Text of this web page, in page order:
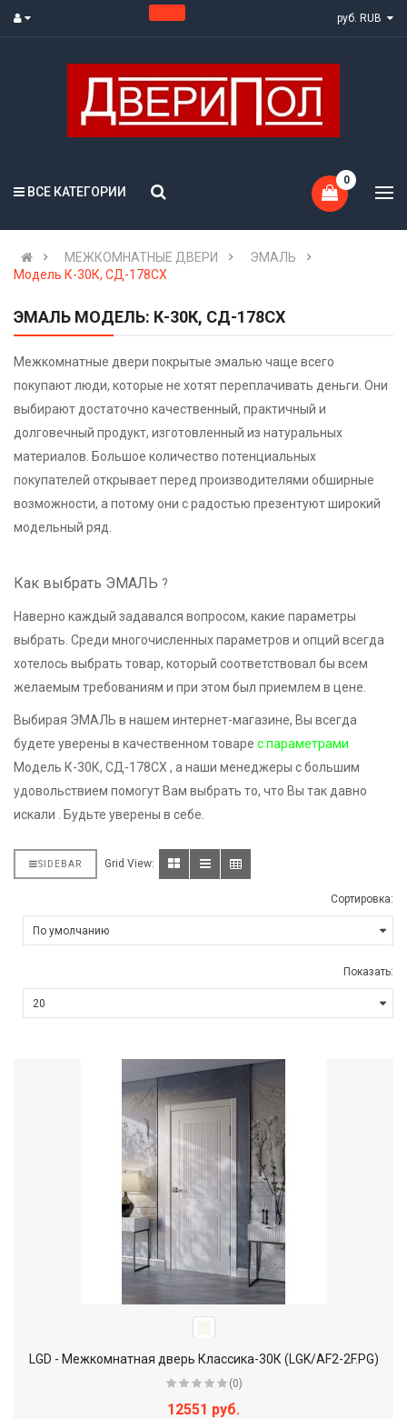
ВСЕ КАТЕГОРИИ
0
МЕЖКОМНАТНЫЕ ДВЕРИ
ЭМАЛЬ
Модель К-30К, СД-178СХ
ЭМАЛЬ МОДЕЛЬ: К-30К, СД-178СХ
Межкомнатные двери покрытые эмалью чаще всего
покупают люди, которые не хотят переплачивать деньги. Они
выбирают достаточно качественный, практичный и
долговечный продукт, изготовленный из натуральных
материалов. Большое количество потенциальных
покупателей открывает перед производителями обширные
возможности, а потому они с радостью презентуют широкий
модельный ряд.
Как выбрать ЭМАЛЬ ?
Наверно каждый задавался вопросом, какие параметры
выбрать. Среди многочисленных параметров и опций всегда
хотелось выбрать товар, который соответствовал бы всем
желаемым требованиям и при этом был приемлем в цене.
Выбирая ЭМАЛЬ в нашем интернет-магазине, Вы всегда
будете уверены в качественном товаре с параметрами
Модель К-30К, СД-178СХ , а наши менеджеры с большим
удовольствием помогут Вам выбрать то, что Вы так давно
искали . Будьте уверены в себе.
SIDEBAR Grid View:
Сортировка:
Показать:
LGD - Межкомнатная дверь Классика-30К (LGK/AF2-2F.PG)
(0)
12551 руб.